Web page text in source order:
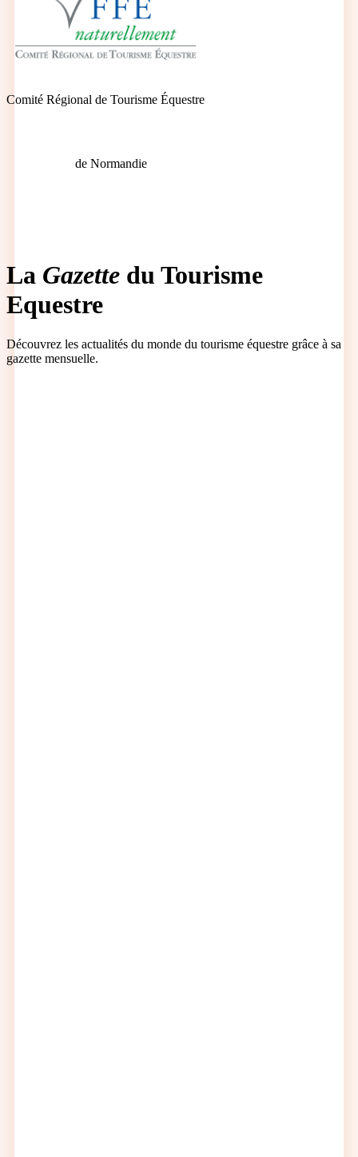
Comité Régional de Tourisme Équestre
de Normandie
La Gazette du Tourisme
Equestre
Découvrez les actualités du monde du tourisme équestre grâce à sa
gazette mensuelle.